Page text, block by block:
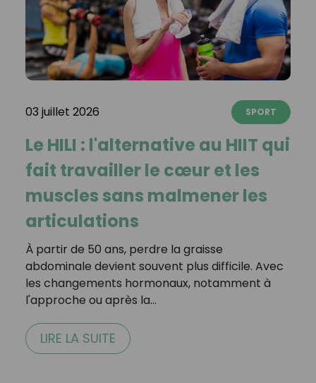
03 juillet 2026 SPORT
Le HILI : l'alternative au HIIT qui
fait travailler le cœur et les
muscles sans malmener les
articulations
À partir de 50 ans, perdre la graisse
abdominale devient souvent plus difficile. Avec
les changements hormonaux, notamment à
l'approche ou après la…
LIRE LA SUITE